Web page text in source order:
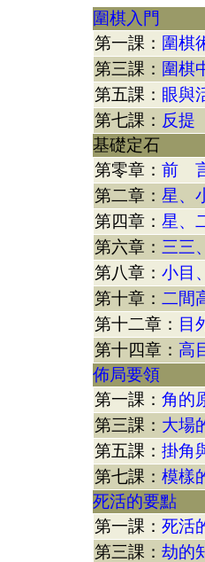
圍棋入門
第一課： 圍棋
第三課： 圍棋
第五課： 眼與
第七課： 反提
基礎定石
第零章： 前
第二章： 星、
第四章： 星、
第六章： 三三
第八章： 小目
第十章： 二間
第十二章： 目
第十四章： 高
佈局要領
第一課： 角的
第三課： 大場
第五課： 掛角
第七課： 模樣
死活的要點
第一課： 死活
第三課： 劫的